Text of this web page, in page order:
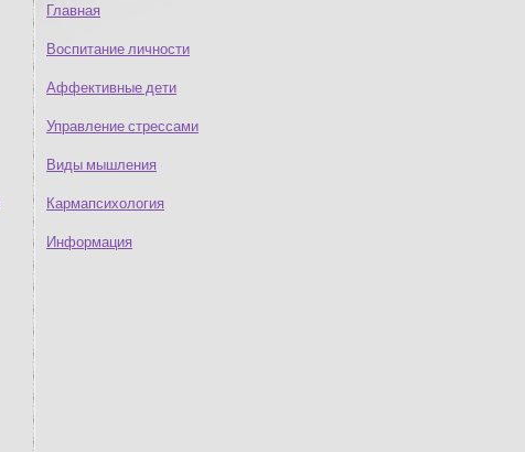
Главная
Воспитание личности
Аффективные дети
Управление стрессами
Виды мышления
Кармапсихология
Информация